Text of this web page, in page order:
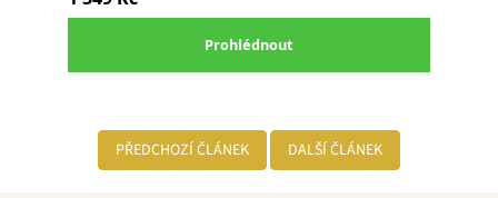
PŘEDCHOZÍ ČLÁNEK DALŠÍ ČLÁNEK